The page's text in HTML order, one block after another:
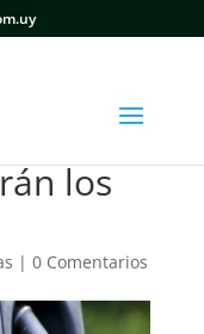
los
| 0 Comentarios